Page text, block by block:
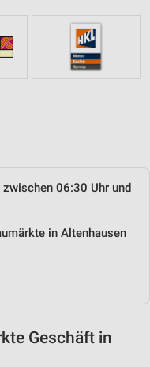
06:30 Uhr und
in Altenhausen
Geschäft in